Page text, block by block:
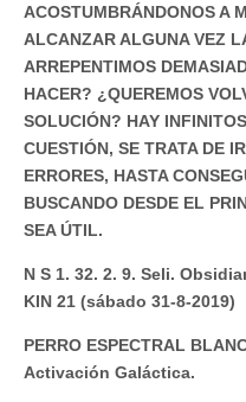
ACOSTUMBRÁNDONOS A
ALCANZAR ALGUNA VEZ
ARREPENTIMOS
HACER? ¿QUEREMOS
SOLUCIÓN? HAY
CUESTIÓN, SE TRATA DE
ERRORES, HASTA
BUSCANDO DESDE EL
SEA ÚTIL.
N S 1. 32. 2. 9. Seli.
KIN 21 (sábado 31-8-2019)
PERRO ESPECTRAL
Activación Galáctica.